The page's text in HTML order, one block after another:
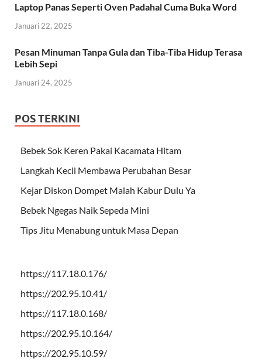
Laptop Panas Seperti Oven Padahal Cuma Buka Word
Januari 22, 2025
Pesan Minuman Tanpa Gula dan Tiba-Tiba Hidup Terasa
Lebih Sepi
Januari 24, 2025
POS TERKINI
Bebek Sok Keren Pakai Kacamata Hitam
Langkah Kecil Membawa Perubahan Besar
Kejar Diskon Dompet Malah Kabur Dulu Ya
Bebek Ngegas Naik Sepeda Mini
Tips Jitu Menabung untuk Masa Depan
https://117.18.0.176/
https://202.95.10.41/
https://117.18.0.168/
https://202.95.10.164/
https://202.95.10.59/